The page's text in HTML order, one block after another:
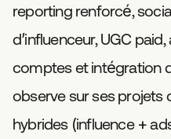
reporting renforcé,
d’influenceur, UGC
comptes et intégration
observe sur ses projets
hybrides (influence +